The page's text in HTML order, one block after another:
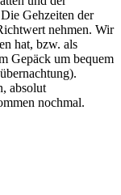
Gehzeiten der
nehmen. Wir
hat, bzw. als
Gepäck um bequem
absolut
nochmal.